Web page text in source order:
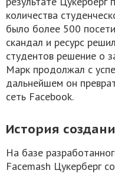
количества
было более 500
скандал и ресурс
студентов решение о
Марк продолжал с
дальнейшем он
сеть Facebook.
История
На базе
Facemash Цукерберг